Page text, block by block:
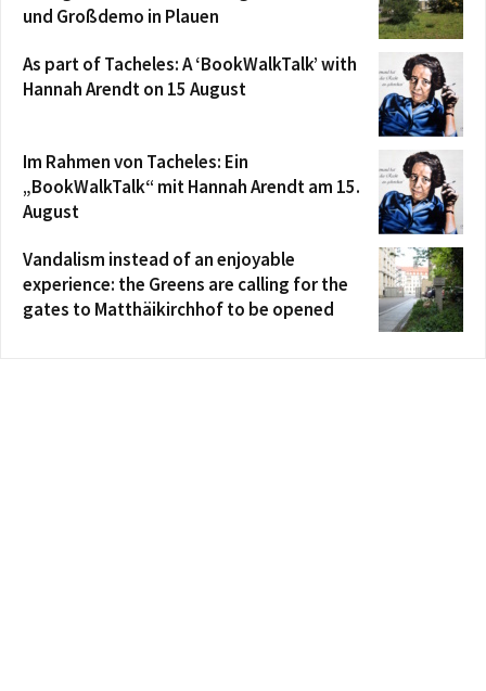
und Großdemo in Plauen
As part of Tacheles: A ‘BookWalkTalk’ with
Hannah Arendt on 15 August
Im Rahmen von Tacheles: Ein
„BookWalkTalk“ mit Hannah Arendt am 15.
August
Vandalism instead of an enjoyable
experience: the Greens are calling for the
gates to Matthäikirchhof to be opened